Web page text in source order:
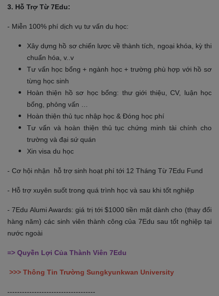
3. Hỗ Trợ Từ 7Edu:
- Miễn 100% phí dịch vụ tư vấn du học:
Xây dựng hồ sơ chiến lược về thành tích, ngoại khóa, kỳ thi
chuẩn hóa, v..v
Tư vấn học bổng + ngành học + trường phù hợp với hồ sơ
từng học sinh
Hoàn thiện hồ sơ học bổng: thư giới thiệu, CV, luận học
bổng, phỏng vấn …
Hoàn thiện thủ tục nhập học & Đóng học phí
Tư vấn và hoàn thiện thủ tục chứng minh tài chính cho
trường và đại sứ quán
Xin visa du học
- Cơ hội nhận hỗ trợ sinh hoạt phí tới 12 Tháng Từ 7Edu Fund
- Hỗ trợ xuyên suốt trong quá trình học và sau khi tốt nghiệp
- 7Edu Alumi Awards: giá trị tới $1000 tiền mặt dành cho (thay đổi
hàng năm) các sinh viên thành công của 7Edu sau tốt nghiệp tại
nước ngoài
=> Quyền Lợi Của Thành Viên 7Edu
>>> Thông Tin Trường Sungkyunkwan University
------------------------------------